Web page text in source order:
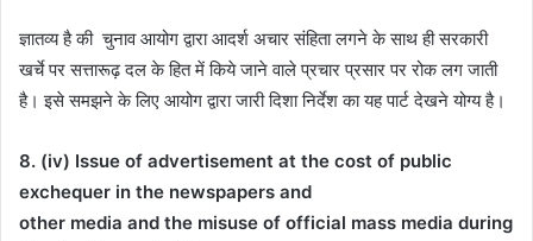
ज्ञातव्य है की चुनाव आयोग द्वारा आदर्श अचार संहिता लगने के साथ ही सरकारी
खर्चे पर सत्तारूढ़ दल के हित में किये जाने वाले प्रचार प्रसार पर रोक लग जाती
है। इसे समझने के लिए आयोग द्वारा जारी दिशा निर्देश का यह पार्ट देखने योग्य है।
8. (iv) Issue of advertisement at the cost of public
exchequer in the newspapers and
other media and the misuse of official mass media during